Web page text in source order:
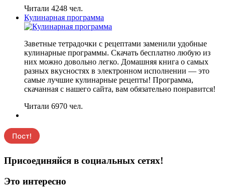
Читали 4248 чел.
Кулинарная программа
Заветные тетрадочки с рецептами заменили удобные
кулинарные программы. Скачать бесплатно любую из
них можно довольно легко. Домашняя книга о самых
разных вкусностях в электронном исполнении — это
самые лучшие кулинарные рецепты! Программа,
скачанная с нашего сайта, вам обязательно понравится!
Читали 6970 чел.
Присоединяйся в социальных сетях!
Это интересно